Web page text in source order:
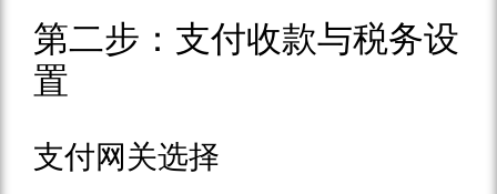
第二步：支付收款与税务设
置
支付网关选择